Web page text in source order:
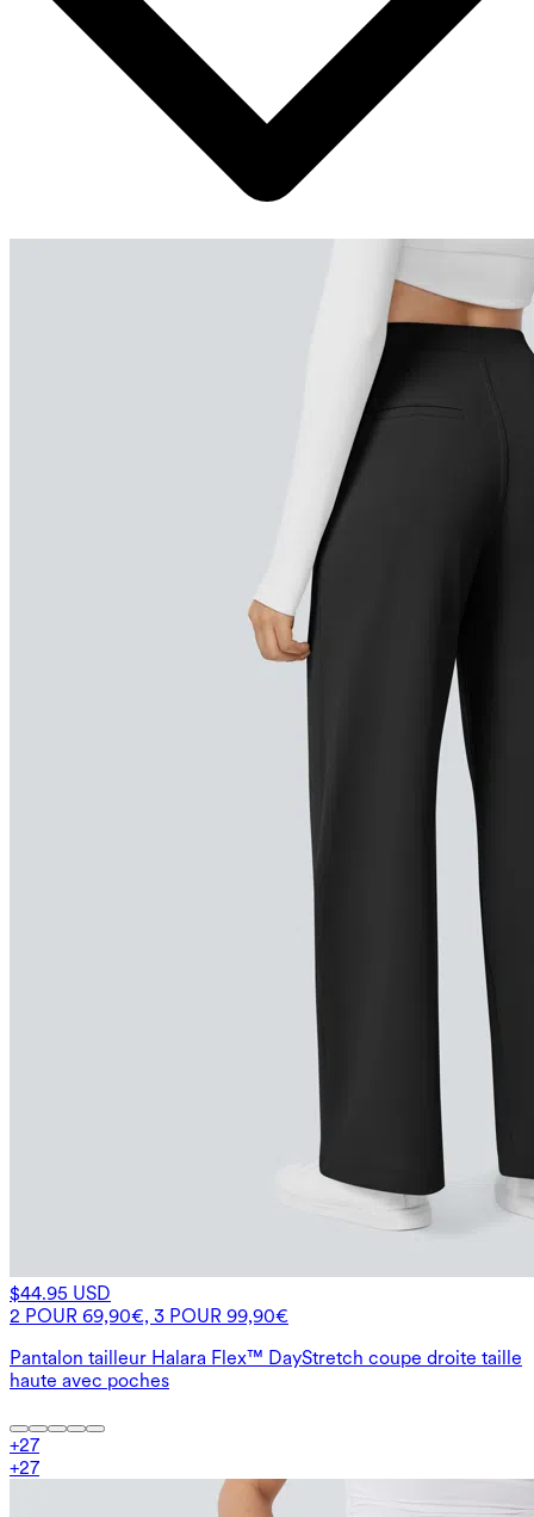
$44.95 USD
2 POUR 69,90€, 3 POUR 99,90€
Pantalon tailleur Halara Flex™ DayStretch coupe droite taille
haute avec poches
+27
+27